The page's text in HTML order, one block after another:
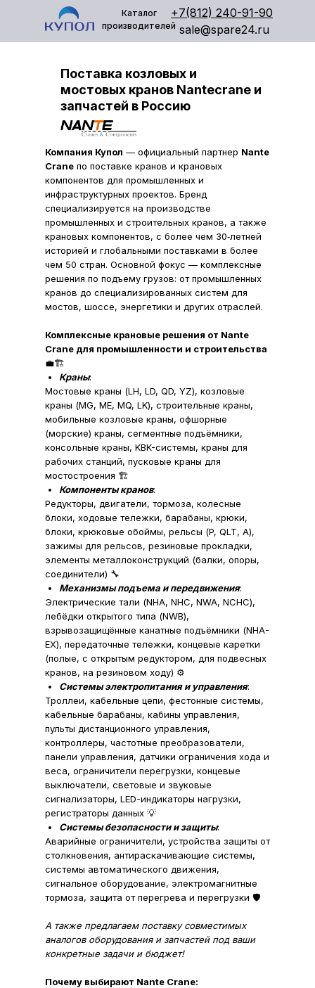
Каталог
производителей sale@spare24.ru
+7(812) 240-91-90
Поставка козловых и
мостовых кранов Nantecrane и
запчастей в Россию
Компания Купол — официальный партнер Nante
Crane по поставке кранов и крановых
компонентов для промышленных и
инфраструктурных проектов. Бренд
специализируется на производстве
промышленных и строительных кранов, а также
крановых компонентов, с более чем 30‑летней
историей и глобальными поставками в более
чем 50 стран. Основной фокус — комплексные
решения по подъему грузов: от промышленных
кранов до специализированных систем для
мостов, шоссе, энергетики и других отраслей.
Комплексные крановые решения от Nante
Crane для промышленности и строительства
💼🏗️
Краны:
Мостовые краны (LH, LD, QD, YZ), козловые
краны (MG, ME, MQ, LK), строительные краны,
мобильные козловые краны, офшорные
(морские) краны, сегментные подъёмники,
консольные краны, KBK-системы, краны для
рабочих станций, пусковые краны для
мостостроения 🏗️
Компоненты кранов:
Редукторы, двигатели, тормоза, колесные
блоки, ходовые тележки, барабаны, крюки,
блоки, крюковые обоймы, рельсы (P, QLT, A),
зажимы для рельсов, резиновые прокладки,
элементы металлоконструкций (балки, опоры,
соединители) 🔧
Механизмы подъема и передвижения:
Электрические тали (NHA, NHC, NWA, NCHC),
лебёдки открытого типа (NWB),
взрывозащищённые канатные подъёмники (NHA-
EX), передаточные тележки, концевые каретки
(полые, с открытым редуктором, для подвесных
кранов, на резиновом ходу) ⚙️
Системы электропитания и управления:
Троллеи, кабельные цепи, фестонные системы,
кабельные барабаны, кабины управления,
пульты дистанционного управления,
контроллеры, частотные преобразователи,
панели управления, датчики ограничения хода и
веса, ограничители перегрузки, концевые
выключатели, световые и звуковые
сигнализаторы, LED-индикаторы нагрузки,
регистраторы данных 💡
Системы безопасности и защиты:
Аварийные ограничители, устройства защиты от
столкновения, антираскачивающие системы,
системы автоматического движения,
сигнальное оборудование, электромагнитные
тормоза, защита от перегрева и перегрузки 🛡️
А также предлагаем поставку совместимых
аналогов оборудования и запчастей под ваши
конкретные задачи и бюджет!
Почему выбирают Nante Crane: